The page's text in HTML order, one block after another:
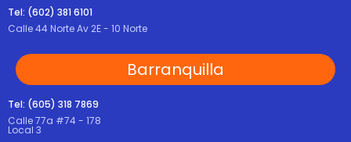
Tel: (602) 381 6101
Calle 44 Norte Av 2E - 10 Norte
Barranquilla
Tel: (605) 318 7869
Calle 77a #74 - 178
Local 3